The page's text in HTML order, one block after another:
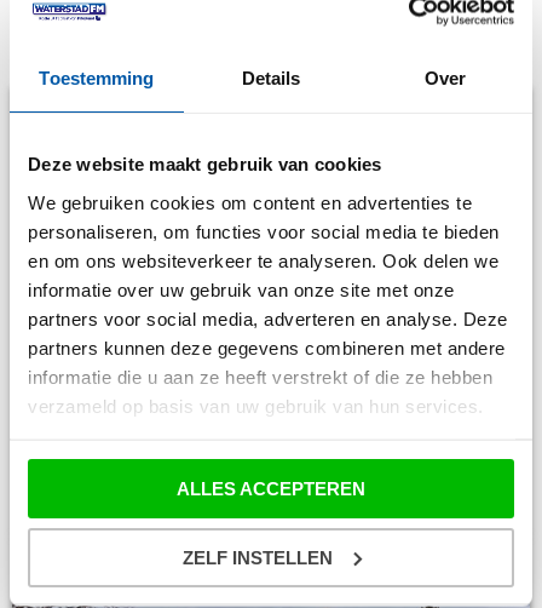
Toestemming Details Over
Deze website maakt gebruik van cookies
We gebruiken cookies om content en advertenties te
personaliseren, om functies voor social media te bieden
en om ons websiteverkeer te analyseren. Ook delen we
informatie over uw gebruik van onze site met onze
partners voor social media, adverteren en analyse. Deze
partners kunnen deze gegevens combineren met andere
informatie die u aan ze heeft verstrekt of die ze hebben
verzameld op basis van uw gebruik van hun services.
ALLES ACCEPTEREN
ZELF INSTELLEN
Acties
Merke Wergea passe-partouts winnen?